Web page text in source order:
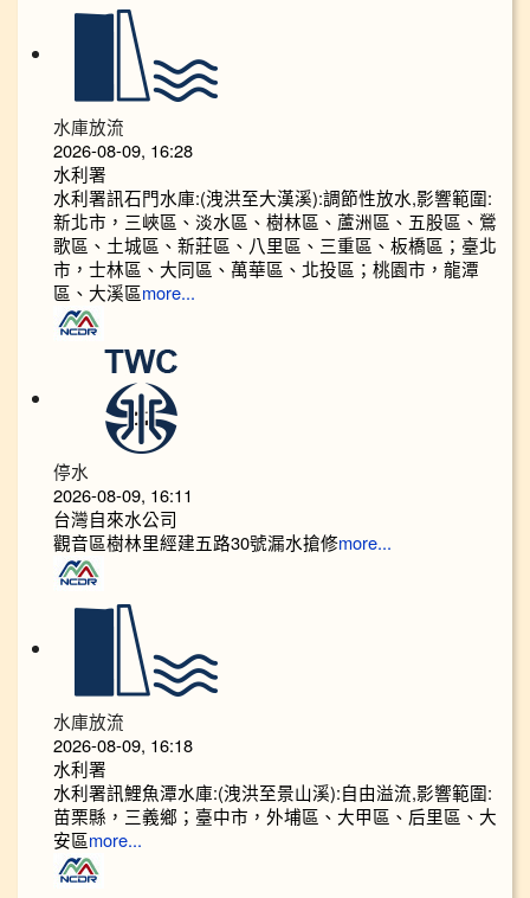
水庫放流
2026-08-09, 16:28
水利署
水利署訊石門水庫:(洩洪至大漢溪):調節性放水,影響範圍:
新北市，三峽區、淡水區、樹林區、蘆洲區、五股區、鶯
歌區、土城區、新莊區、八里區、三重區、板橋區；臺北
市，士林區、大同區、萬華區、北投區；桃園市，龍潭
區、大溪區more...
停水
2026-08-09, 16:11
台灣自來水公司
觀音區樹林里經建五路30號漏水搶修more...
水庫放流
2026-08-09, 16:18
水利署
水利署訊鯉魚潭水庫:(洩洪至景山溪):自由溢流,影響範圍:
苗栗縣，三義鄉；臺中市，外埔區、大甲區、后里區、大
安區more...